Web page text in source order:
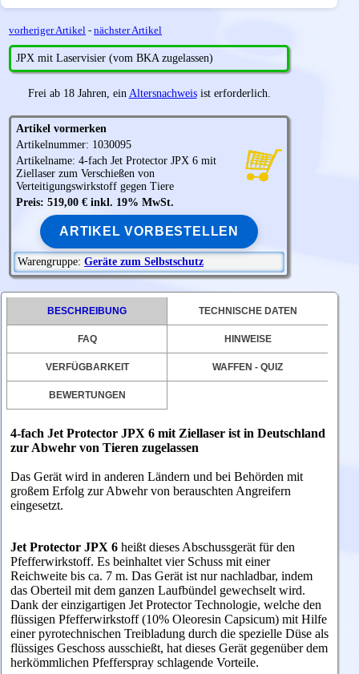
vorheriger Artikel - nächster Artikel
JPX mit Laservisier (vom BKA zugelassen)
Frei ab 18 Jahren, ein Altersnachweisist erforderlich.
Artikel vormerken
Artikelnummer: 1030095
Artikelname: 4-fach Jet Protector JPX 6 mit
Ziellaser zum Verschießen von
Verteitigungswirkstoff gegen Tiere
Preis: 519,00 € inkl. 19% MwSt.
ARTIKEL VORBESTELLEN
Warengruppe: Geräte zum Selbstschutz
BESCHREIBUNG TECHNISCHE DATEN
FAQ HINWEISE
VERFÜGBARKEIT WAFFEN - QUIZ
BEWERTUNGEN
4-fach Jet Protector JPX 6 mit Ziellaser ist in Deutschland
zur Abwehr von Tieren zugelassen
Das Gerät wird in anderen Ländern und bei Behörden mit
großem Erfolg zur Abwehr von berauschten Angreifern
eingesetzt.
Jet Protector JPX 6 heißt dieses Abschussgerät für den
Pfefferwirkstoff. Es beinhaltet vier Schuss mit einer
Reichweite bis ca. 7 m. Das Gerät ist nur nachladbar, indem
das Oberteil mit dem ganzen Laufbündel gewechselt wird.
Dank der einzigartigen Jet Protector Technologie, welche den
flüssigen Pfefferwirkstoff (10% Oleoresin Capsicum) mit Hilfe
einer pyrotechnischen Treibladung durch die spezielle Düse als
flüssiges Geschoss ausschießt, hat dieses Gerät gegenüber dem
herkömmlichen Pfefferspray schlagende Vorteile.